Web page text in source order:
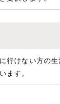
行けない方の
ます。